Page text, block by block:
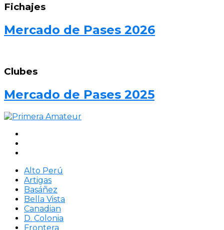
Fichajes
Mercado de Pases 2026
Clubes
Mercado de Pases 2025
Alto Perú
Artigas
Basáñez
Bella Vista
Canadian
D. Colonia
Frontera